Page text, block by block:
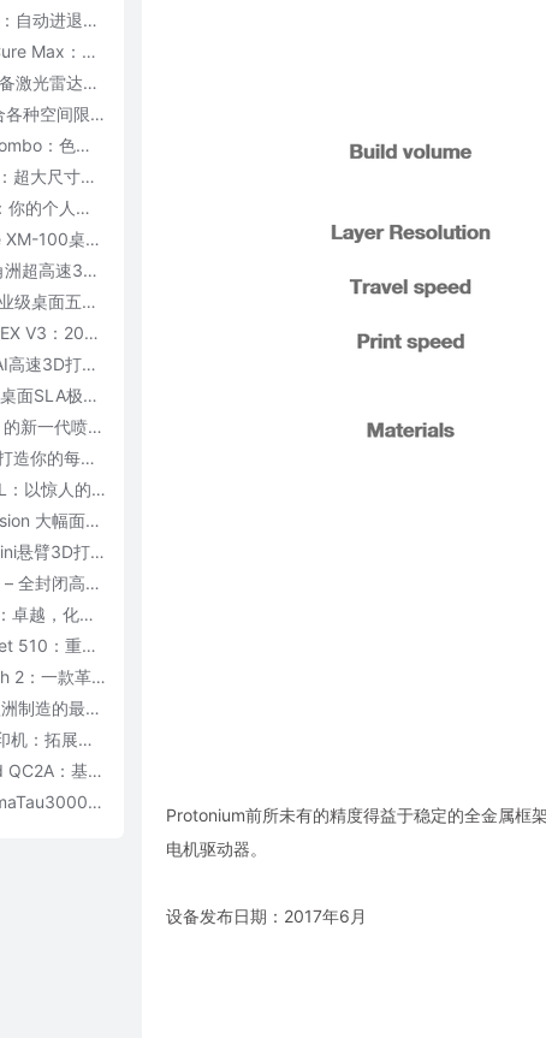
Protonium前所未有的精度得益于稳定的全金属框
电机驱动器。
设备发布日期：2017年6月
建模 3D玩家兴趣首选
化二合一设备
彩色3D打印机
1便携式数控机床
的史诗级飞跃
拆件 轻松一体成型
人智造中心
：卓越的精度和效率
印速度1200mm/s
轴数控机床
程材料3D打印机
印速度 史诗般的飞跃
工业级打印质量
喷嘴更换系统
每一份热爱
获得工业级部件
粒3D打印系统
多色打印成为标配
配备主动腔体温度控制
化繁为简！
为K金珠宝铸造而生
行龙门架”3D打印机
材料专业3D打印机
您的想象力
面全彩色3D打印机
：智能制造的未来